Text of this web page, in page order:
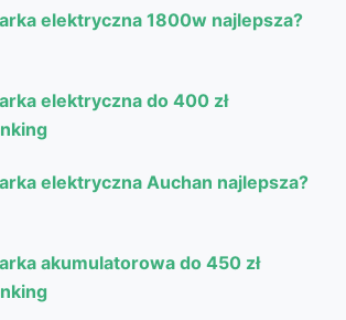
elektryczna 1800w najlepsza?
elektryczna do 400 zł
elektryczna Auchan najlepsza?
akumulatorowa do 450 zł